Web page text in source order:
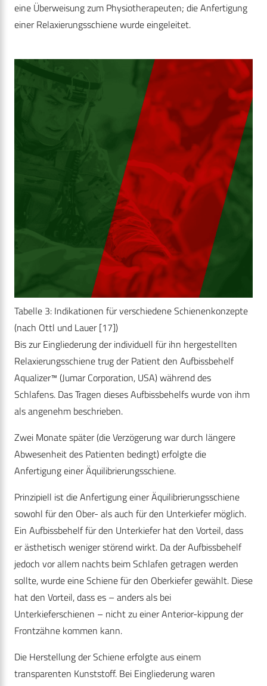
eine Überweisung zum Physiotherapeuten; die Anfertigung
einer Relaxierungsschiene wurde eingeleitet.
Tabelle 3: Indikationen für verschiedene Schienenkonzepte
(nach Ottl und Lauer [17])
Bis zur Eingliederung der individuell für ihn hergestellten
Relaxierungsschiene trug der Patient den Aufbissbehelf
Aqualizer™ (Jumar Corporation, USA) während des
Schlafens. Das Tragen dieses Aufbissbehelfs wurde von ihm
als angenehm beschrieben.
Zwei Monate später (die Verzögerung war durch längere
Abwesenheit des Patienten bedingt) erfolgte die
Anfertigung einer Äquilibrierungsschiene.
Prinzipiell ist die Anfertigung einer Äquilibrierungsschiene
sowohl für den Ober- als auch für den Unterkiefer möglich.
Ein Aufbissbehelf für den Unterkiefer hat den Vorteil, dass
er ästhetisch weniger störend wirkt. Da der Aufbissbehelf
jedoch vor allem nachts beim Schlafen getragen werden
sollte, wurde eine Schiene für den Oberkiefer gewählt. Diese
hat den Vorteil, dass es – anders als bei
Unterkieferschienen – nicht zu einer Anterior-kippung der
Frontzähne kommen kann.
Die Herstellung der Schiene erfolgte aus einem
transparenten Kunststoff. Bei Eingliederung waren